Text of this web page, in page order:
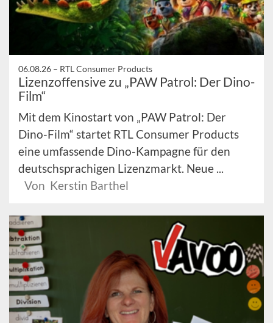
06.08.26 – RTL Consumer Products
Lizenzoffensive zu „PAW Patrol: Der Dino-
Film“
Mit dem Kinostart von „PAW Patrol: Der
Dino-Film“ startet RTL Consumer Products
eine umfassende Dino-Kampagne für den
deutschsprachigen Lizenzmarkt. Neue ...
Von Kerstin Barthel